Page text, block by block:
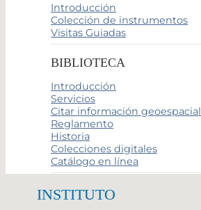
Introducción
Colección de instrumentos
Visitas Guiadas
BIBLIOTECA
Introducción
Servicios
Citar información geoespacial
Reglamento
Historia
Colecciones digitales
Catálogo en línea
INSTITUTO